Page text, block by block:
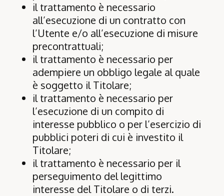
il trattamento è necessario
all’esecuzione di un contratto con
l’Utente e/o all’esecuzione di misure
precontrattuali;
il trattamento è necessario per
adempiere un obbligo legale al quale
è soggetto il Titolare;
il trattamento è necessario per
l’esecuzione di un compito di
interesse pubblico o per l’esercizio di
pubblici poteri di cui è investito il
Titolare;
il trattamento è necessario per il
perseguimento del legittimo
interesse del Titolare o di terzi.